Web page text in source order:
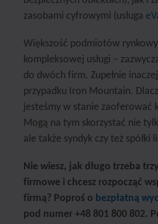
zasobami cyfrowymi (usługa
Większość podmiotów
kompleksowej usługi –
do dwóch firm. Zupełnie
przypadku Iron Mountain.
jesteśmy w stanie zaoferować
Mogą na tym skorzystać nie
ale także syndyk czy też spółki
Nie wiesz, jak długo trzeba
firmowe i chcesz rozpocząć
firmą? Poproś o bezpłatną
pod numer +48 801 800 802.